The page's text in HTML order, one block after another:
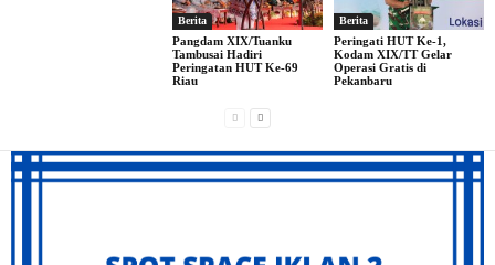
Berita
Pangdam XIX/Tuanku
Tambusai Hadiri
Peringatan HUT Ke-69
Riau
Berita
Peringati HUT Ke-1,
Kodam XIX/TT Gelar
Operasi Gratis di
Pekanbaru